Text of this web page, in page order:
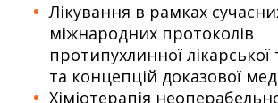
Лікування в рамках
міжнародних протоколів
протипухлинної лікарської
та концепцій доказової
Хіміотерапія